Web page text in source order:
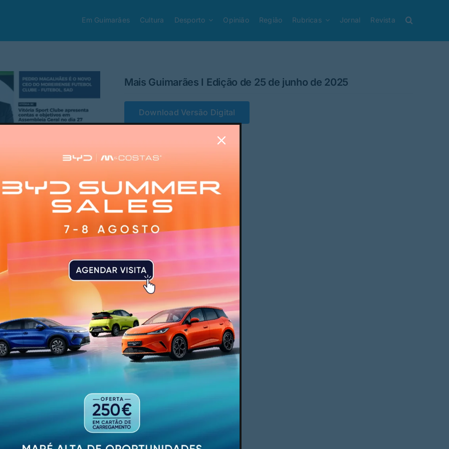
Em Guimarães Cultura Desporto Opinião Região Rubricas Jornal Revista
Mais Guimarães I Edição de 25 de junho de 2025
Download Versão Digital